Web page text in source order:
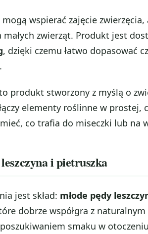
wspierać zajęcie
zwierząt. Produkt jest
, dzięki czemu łatwo dopasować
produkt stworzony z myślą o
elementy roślinne w prostej,
co trafia do miseczki lub na
i pietruszka
jest skład: młode pędy
dobrze współgra z
smaku w